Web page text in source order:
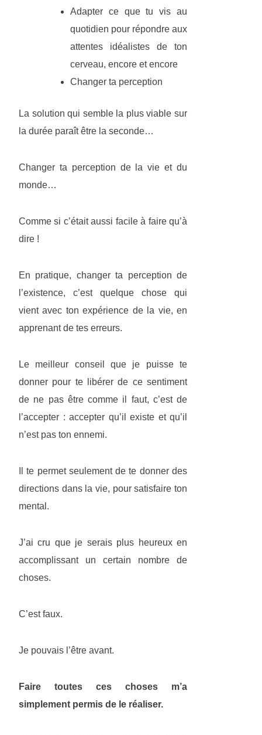
Adapter ce que tu vis au
quotidien pour répondre aux
attentes idéalistes de ton
cerveau, encore et encore
Changer ta perception
La solution qui semble la plus viable sur
la durée paraît être la seconde…
Changer ta perception de la vie et du
monde…
Comme si c’était aussi facile à faire qu’à
dire !
En pratique, changer ta perception de
l’existence, c’est quelque chose qui
vient avec ton expérience de la vie, en
apprenant de tes erreurs.
Le meilleur conseil que je puisse te
donner pour te libérer de ce sentiment
de ne pas être comme il faut, c’est de
l’accepter : accepter qu’il existe et qu’il
n’est pas ton ennemi.
Il te permet seulement de te donner des
directions dans la vie, pour satisfaire ton
mental.
J’ai cru que je serais plus heureux en
accomplissant un certain nombre de
choses.
C’est faux.
Je pouvais l’être avant.
Faire toutes ces choses m’a
simplement permis de le réaliser.